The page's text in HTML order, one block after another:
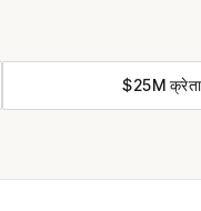
$25M क्रेता